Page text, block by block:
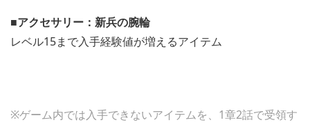
■アクセサリー：新兵の腕輪
レベル15まで入手経験値が増えるアイテム
※ゲーム内では入手できないアイテムを、1章2話で受領す